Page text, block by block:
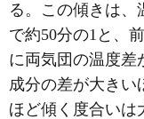
る。この傾きは、
で約50分の1と、
に両気団の温度差
成分の差が大きい
ほど傾く度合いは